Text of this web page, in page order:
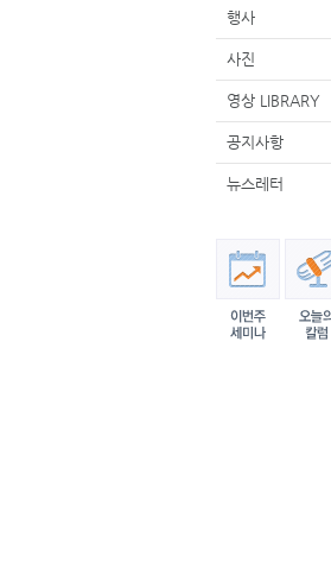
행사
사진
영상 LIBRARY
공지사항
뉴스레터